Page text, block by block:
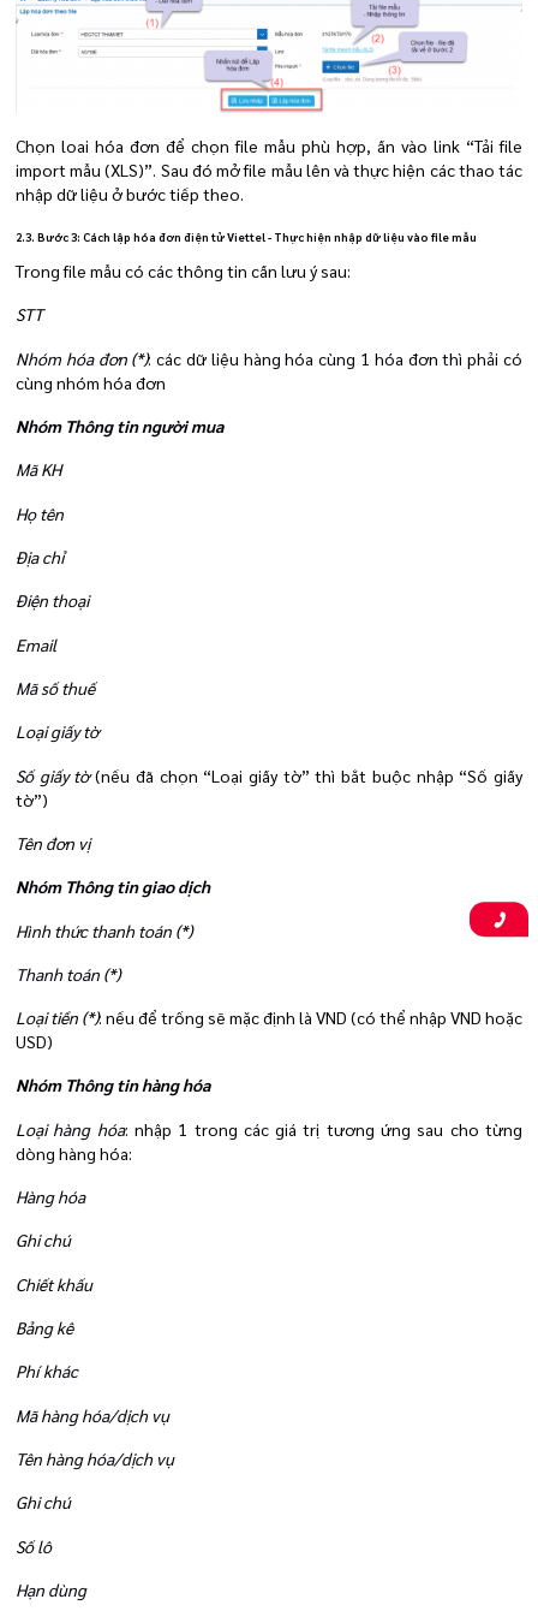
Chọn loai hóa đơn để chọn file mẫu phù hợp, ấn vào link “Tải file
import mẫu (XLS)”. Sau đó mở file mẫu lên và thực hiện các thao tác
nhập dữ liệu ở bước tiếp theo.
2.3. Bước 3: Cách lập hóa đơn điện tử Viettel - Thực hiện nhập dữ liệu vào file mẫu
Trong file mẫu có các thông tin cần lưu ý sau:
STT
Nhóm hóa đơn (*): các dữ liệu hàng hóa cùng 1 hóa đơn thì phải có
cùng nhóm hóa đơn
Nhóm Thông tin người mua
Mã KH
Họ tên
Địa chỉ
Điện thoại
Email
Mã số thuế
Loại giấy tờ
Số giấy tờ(nếu đã chọn “Loại giấy tờ” thì bắt buộc nhập “Số giấy
tờ”)
Tên đơn vị
Nhóm Thông tin giao dịch
Hình thức thanh toán (*)
Thanh toán (*)
Loại tiền (*): nếu để trống sẽ mặc định là VND (có thể nhập VND hoặc
USD)
Nhóm Thông tin hàng hóa
Loại hàng hóa: nhập 1 trong các giá trị tương ứng sau cho từng
dòng hàng hóa:
Hàng hóa
Ghi chú
Chiết khấu
Bảng kê
Phí khác
Mã hàng hóa/dịch vụ
Tên hàng hóa/dịch vụ
Ghi chú
Số lô
Hạn dùng